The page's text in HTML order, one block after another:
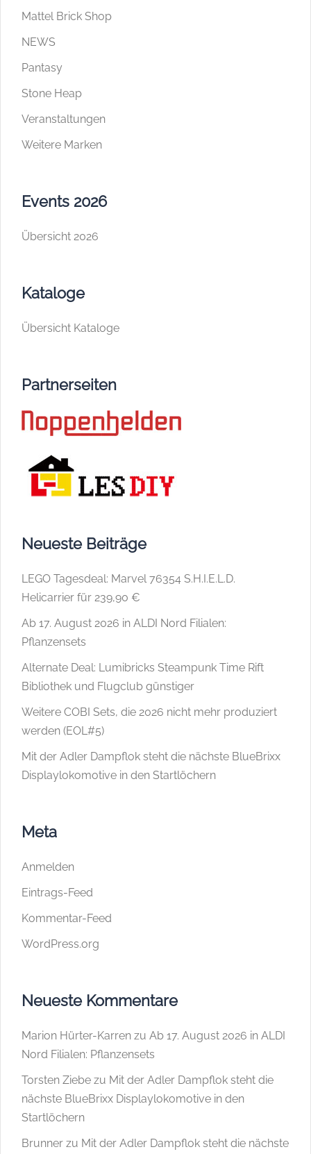
Mattel Brick Shop
NEWS
Pantasy
Stone Heap
Veranstaltungen
Weitere Marken
Events 2026
Übersicht 2026
Kataloge
Übersicht Kataloge
Partnerseiten
Neueste Beiträge
LEGO Tagesdeal: Marvel 76354 S.H.I.E.L.D.
Helicarrier für 239,90 €
Ab 17. August 2026 in ALDI Nord Filialen:
Pflanzensets
Alternate Deal: Lumibricks Steampunk Time Rift
Bibliothek und Flugclub günstiger
Weitere COBI Sets, die 2026 nicht mehr produziert
werden (EOL#5)
Mit der Adler Dampflok steht die nächste BlueBrixx
Displaylokomotive in den Startlöchern
Meta
Anmelden
Eintrags-Feed
Kommentar-Feed
WordPress.org
Neueste Kommentare
Marion Hürter-Karren zu Ab 17. August 2026 in ALDI
Nord Filialen: Pflanzensets
Torsten Ziebe zu Mit der Adler Dampflok steht die
nächste BlueBrixx Displaylokomotive in den
Startlöchern
Brunner zu Mit der Adler Dampflok steht die nächste